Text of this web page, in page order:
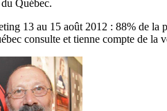
Québec.
13 au 15 août 2012 : 88% de la
consulte et tienne compte de la